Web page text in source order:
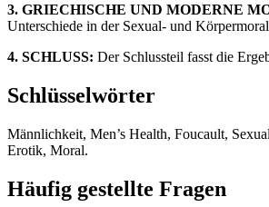
3. GRIECHISCHE UND MODERNE
Unterschiede in der Sexual- und
4. SCHLUSS: Der Schlussteil fasst die
Schlüsselwörter
Männlichkeit, Men’s Health, Foucault,
Erotik, Moral.
Häufig gestellte Fragen